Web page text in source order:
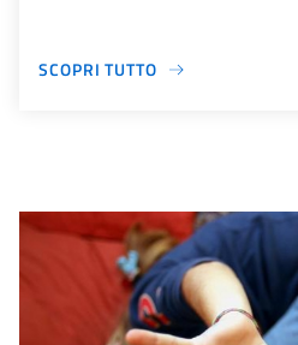
SCOPRI TUTTO